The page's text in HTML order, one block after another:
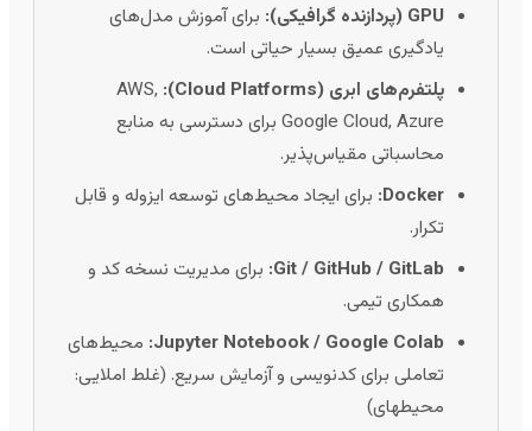
GPU (پردازنده گرافیکی):
برای آموزش مدل‌های
یادگیری عمیق بسیار حیاتی است.
پلتفرم‌های ابری (Cloud Platforms):
AWS,
Google Cloud, Azure برای دسترسی به منابع
محاسباتی مقیاس‌پذیر.
Docker:برای ایجاد محیط‌های توسعه ایزوله و قابل
Git / GitHub / GitLab: برای مدیریت نسخه کد و
همکاری تیمی.
Jupyter Notebook / Google Colab:محیط‌های
تعاملی برای کدنویسی و آزمایش سریع. (غلط املایی:
محیطهای)